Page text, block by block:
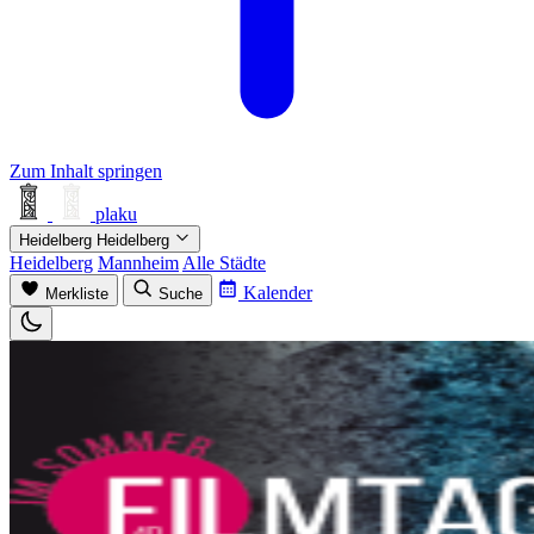
Zum Inhalt springen
plaku
Heidelberg Heidelberg
Heidelberg Mannheim Alle Städte
Merkliste Suche Kalender